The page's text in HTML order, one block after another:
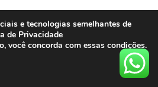
e tecnologias semelhantes de
de Privacidade
você concorda com essas condições.